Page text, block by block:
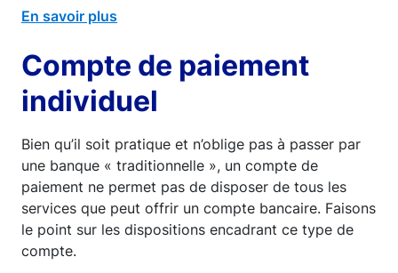
En savoir plus
Compte de paiement
individuel
Bien qu’il soit pratique et n’oblige pas à passer par
une banque « traditionnelle », un compte de
paiement ne permet pas de disposer de tous les
services que peut offrir un compte bancaire. Faisons
le point sur les dispositions encadrant ce type de
compte.